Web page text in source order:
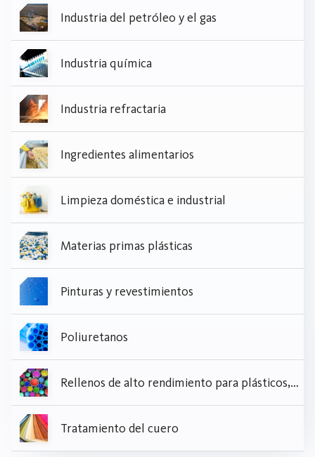
Industria del petróleo y el gas
Industria química
Industria refractaria
Ingredientes alimentarios
Limpieza doméstica e industrial
Materias primas plásticas
Pinturas y revestimientos
Poliuretanos
Rellenos de alto rendimiento para plásticos, papel, pinturas y revestimientos
Tratamiento del cuero